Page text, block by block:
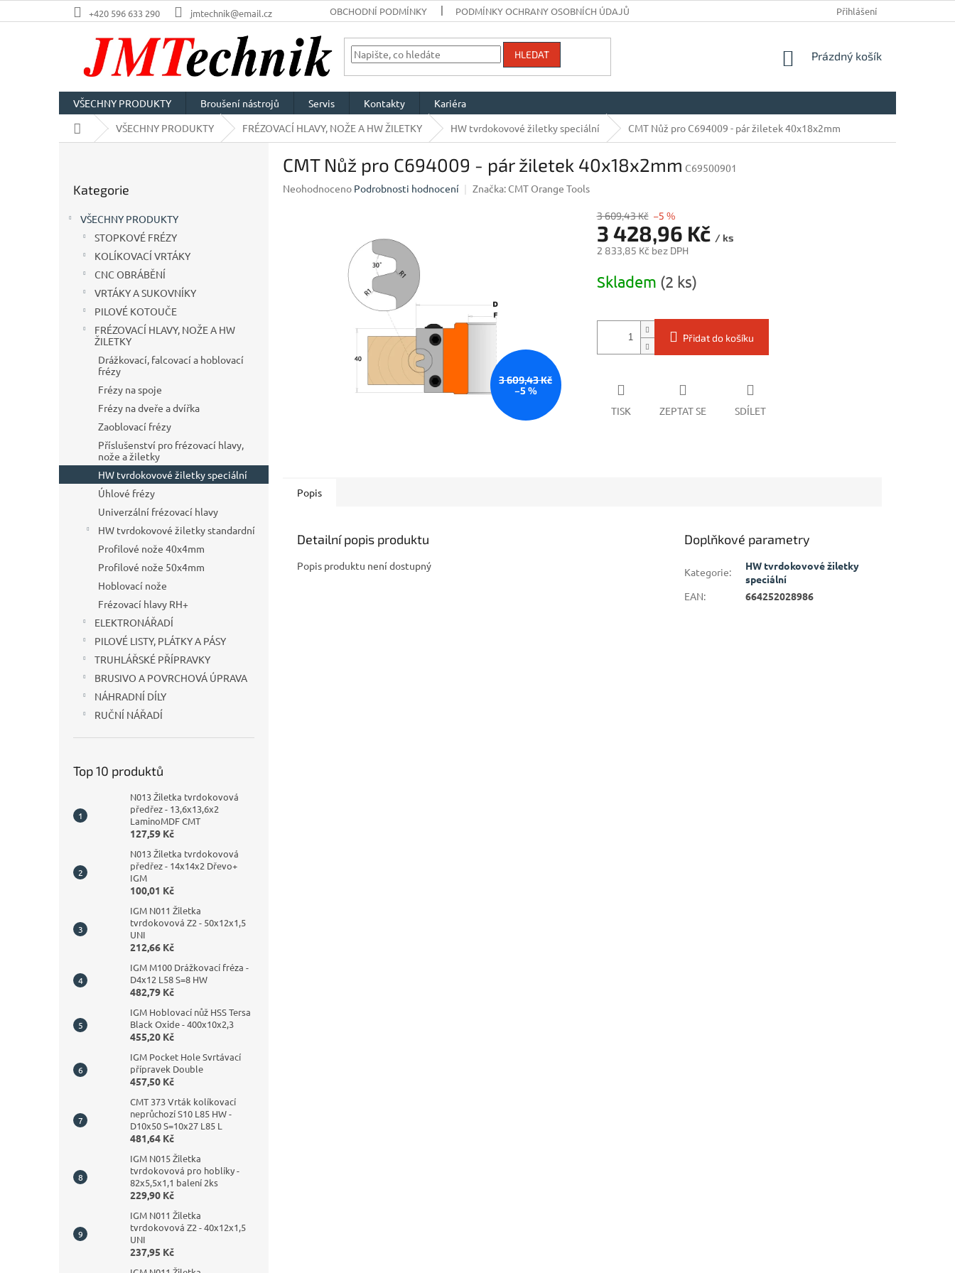
na
+420 596 633 290 jmtechnik@email.cz OBCHODNÍ PODMÍNKY PODMÍNKY OCHRANY OSOBNÍCH ÚDAJŮ Přihlášení
HLEDAT
NÁKUPNÍ
Prázdný košík
VŠECHNY PRODUKTY Broušení nástrojů Servis Kontakty
Kariéra
Domů VŠECHNY PRODUKTY FRÉZOVACÍ HLAVY, NOŽE A HW ŽILETKY HW tvrdokovové žiletky speciální CMT Nůž pro C694009 - pár žiletek 40x18x2mm
kategorie
Kategorie
VŠECHNY PRODUKTY
STOPKOVÉ FRÉZY
KOLÍKOVACÍ VRTÁKY
CNC OBRÁBĚNÍ
VRTÁKY A SUKOVNÍKY
PILOVÉ KOTOUČE
FRÉZOVACÍ HLAVY, NOŽE A HW
ŽILETKY
Drážkovací, falcovací a hoblovací
frézy
Frézy na spoje
Frézy na dveře a dvířka
Zaoblovací frézy
Příslušenství pro frézovací hlavy,
nože a žiletky
HW tvrdokovové žiletky speciální
Úhlové frézy
Univerzální frézovací hlavy
HW tvrdokovové žiletky standardní
Profilové nože 40x4mm
Profilové nože 50x4mm
Hoblovací nože
Frézovací hlavy RH+
ELEKTRONÁŘADÍ
PILOVÉ LISTY, PLÁTKY A PÁSY
TRUHLÁŘSKÉ PŘÍPRAVKY
BRUSIVO A POVRCHOVÁ ÚPRAVA
NÁHRADNÍ DÍLY
RUČNÍ NÁŘADÍ
Top 10 produktů
N013 Žiletka tvrdokovová
předřez - 13,6x13,6x2
LaminoMDF CMT
127,59 Kč
N013 Žiletka tvrdokovová
předřez - 14x14x2 Dřevo+
IGM
100,01 Kč
IGM N011 Žiletka
tvrdokovová Z2 - 50x12x1,5
UNI
212,66 Kč
IGM M100 Drážkovací fréza -
D4x12 L58 S=8 HW
482,79 Kč
IGM Hoblovací nůž HSS Tersa
Black Oxide - 400x10x2,3
455,20 Kč
IGM Pocket Hole Svrtávací
přípravek Double
457,50 Kč
CMT 373 Vrták kolíkovací
neprůchozí S10 L85 HW -
D10x50 S=10x27 L85 L
481,64 Kč
IGM N015 Žiletka
tvrdokovová pro hoblíky -
82x5,5x1,1 balení 2ks
229,90 Kč
IGM N011 Žiletka
tvrdokovová Z2 - 40x12x1,5
UNI
237,95 Kč
CMT Nůž pro C694009 - pár žiletek 40x18x2mm C69500901
Průměrné
Neohodnoceno Podrobnosti hodnocení Značka: CMT Orange Tools
3 609,43 Kč
–5 %
3 609,43 Kč –5 %
3 428,96 Kč / ks
2 833,85 Kč bez DPH
cena:
Skladem (2 ks)
Přidat do košíku
TISK ZEPTAT SE SDÍLET
Popis
Detailní popis produktu
Popis produktu není dostupný
Doplňkové parametry
Kategorie:
HW tvrdokovové žiletky
speciální
EAN: 664252028986